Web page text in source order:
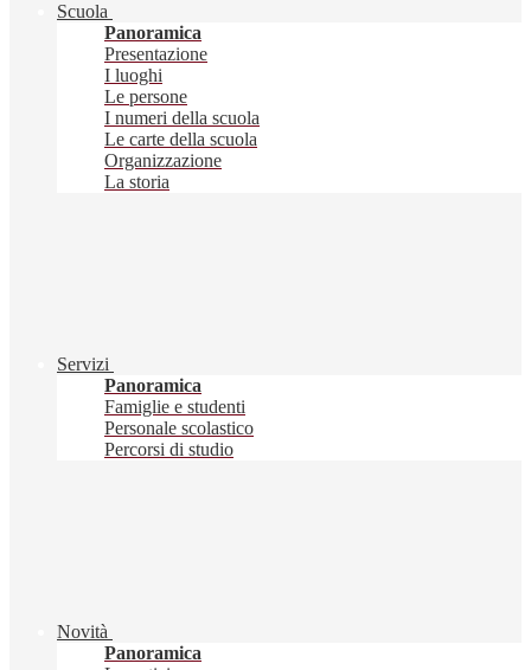
Scuola
Panoramica
Presentazione
I luoghi
Le persone
I numeri della scuola
Le carte della scuola
Organizzazione
La storia
Servizi
Panoramica
Famiglie e studenti
Personale scolastico
Percorsi di studio
Novità
Panoramica